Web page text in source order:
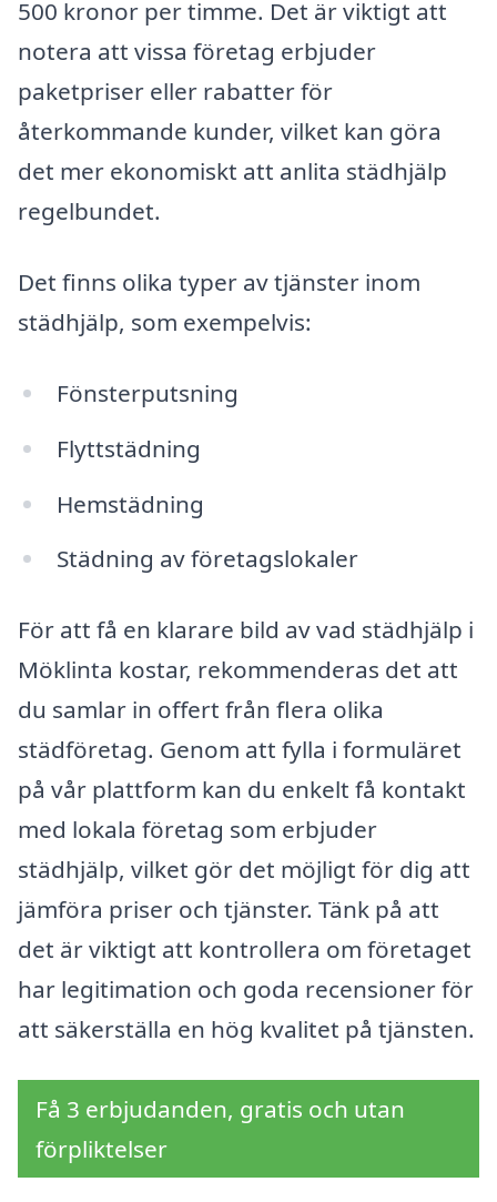
500 kronor per timme. Det är viktigt att
notera att vissa företag erbjuder
paketpriser eller rabatter för
återkommande kunder, vilket kan göra
det mer ekonomiskt att anlita städhjälp
regelbundet.
Det finns olika typer av tjänster inom
städhjälp, som exempelvis:
Fönsterputsning
Flyttstädning
Hemstädning
Städning av företagslokaler
För att få en klarare bild av vad städhjälp i
Möklinta kostar, rekommenderas det att
du samlar in offert från flera olika
städföretag. Genom att fylla i formuläret
på vår plattform kan du enkelt få kontakt
med lokala företag som erbjuder
städhjälp, vilket gör det möjligt för dig att
jämföra priser och tjänster. Tänk på att
det är viktigt att kontrollera om företaget
har legitimation och goda recensioner för
att säkerställa en hög kvalitet på tjänsten.
Få 3 erbjudanden, gratis och utan
förpliktelser